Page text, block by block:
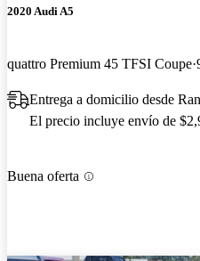
2020 Audi A5
quattro Premium 45 TFSI Coupe
Entrega a domicilio desde
El precio incluye envío de
Buena oferta